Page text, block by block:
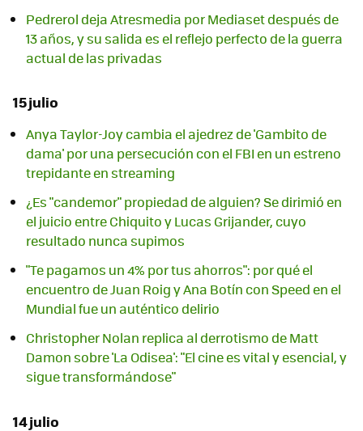
Pedrerol deja Atresmedia por Mediaset después de
13 años, y su salida es el reflejo perfecto de la guerra
actual de las privadas
15 julio
Anya Taylor-Joy cambia el ajedrez de 'Gambito de
dama' por una persecución con el FBI en un estreno
trepidante en streaming
¿Es "candemor" propiedad de alguien? Se dirimió en
el juicio entre Chiquito y Lucas Grijander, cuyo
resultado nunca supimos
"Te pagamos un 4% por tus ahorros": por qué el
encuentro de Juan Roig y Ana Botín con Speed en el
Mundial fue un auténtico delirio
Christopher Nolan replica al derrotismo de Matt
Damon sobre 'La Odisea': "El cine es vital y esencial, y
sigue transformándose"
14 julio